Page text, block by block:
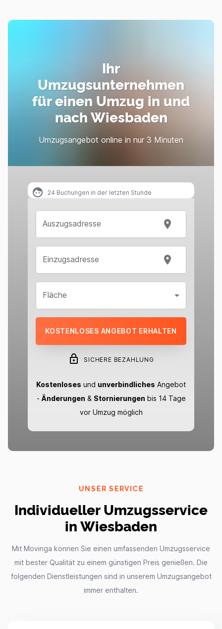
Ihr
Umzugsunternehmen
für einen Umzug in und
nach Wiesbaden
Umzugsangebot online in nur 3 Minuten
24 Buchungen in der letzten Stunde
Auszugsadresse
Einzugsadresse
Fläche
KOSTENLOSES ANGEBOT ERHALTEN
SICHERE BEZAHLUNG
Kostenloses und unverbindliches Angebot
- Änderungen & Stornierungen bis 14 Tage
vor Umzug möglich
UNSER SERVICE
Individueller Umzugsservice
in Wiesbaden
Mit Movinga können Sie einen umfassenden Umzugsservice
mit bester Qualität zu einem günstigen Preis genießen. Die
folgenden Dienstleistungen sind in unserem Umzugsangebot
immer enthalten.